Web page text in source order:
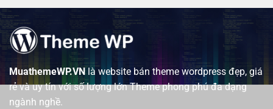
MuathemeWP.VNlà website bán theme wordpress đẹp, giá
rẻ và uy tín với số lượng lớn Theme phong phú đa dạng
ngành nghề.